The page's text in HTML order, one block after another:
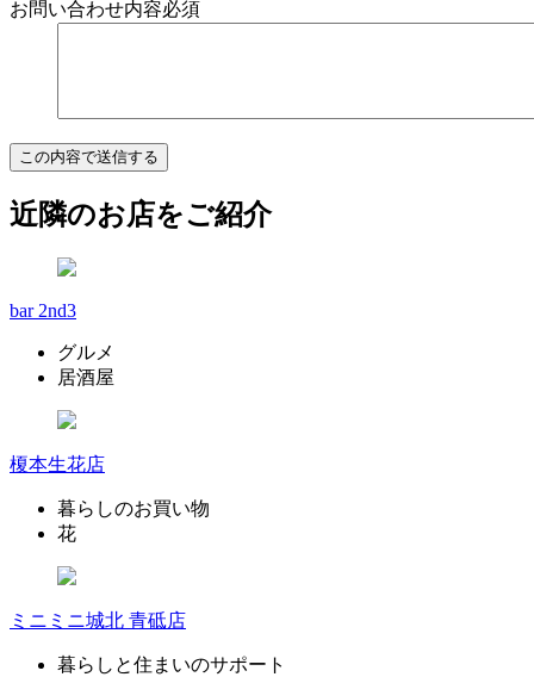
お問い合わせ内容必須
近隣のお店をご紹介
bar 2nd3
グルメ
居酒屋
榎本生花店
暮らしのお買い物
花
ミニミニ城北 青砥店
暮らしと住まいのサポート